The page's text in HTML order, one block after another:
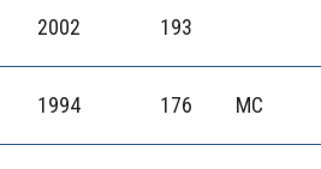
2002 193
1994 176 МС